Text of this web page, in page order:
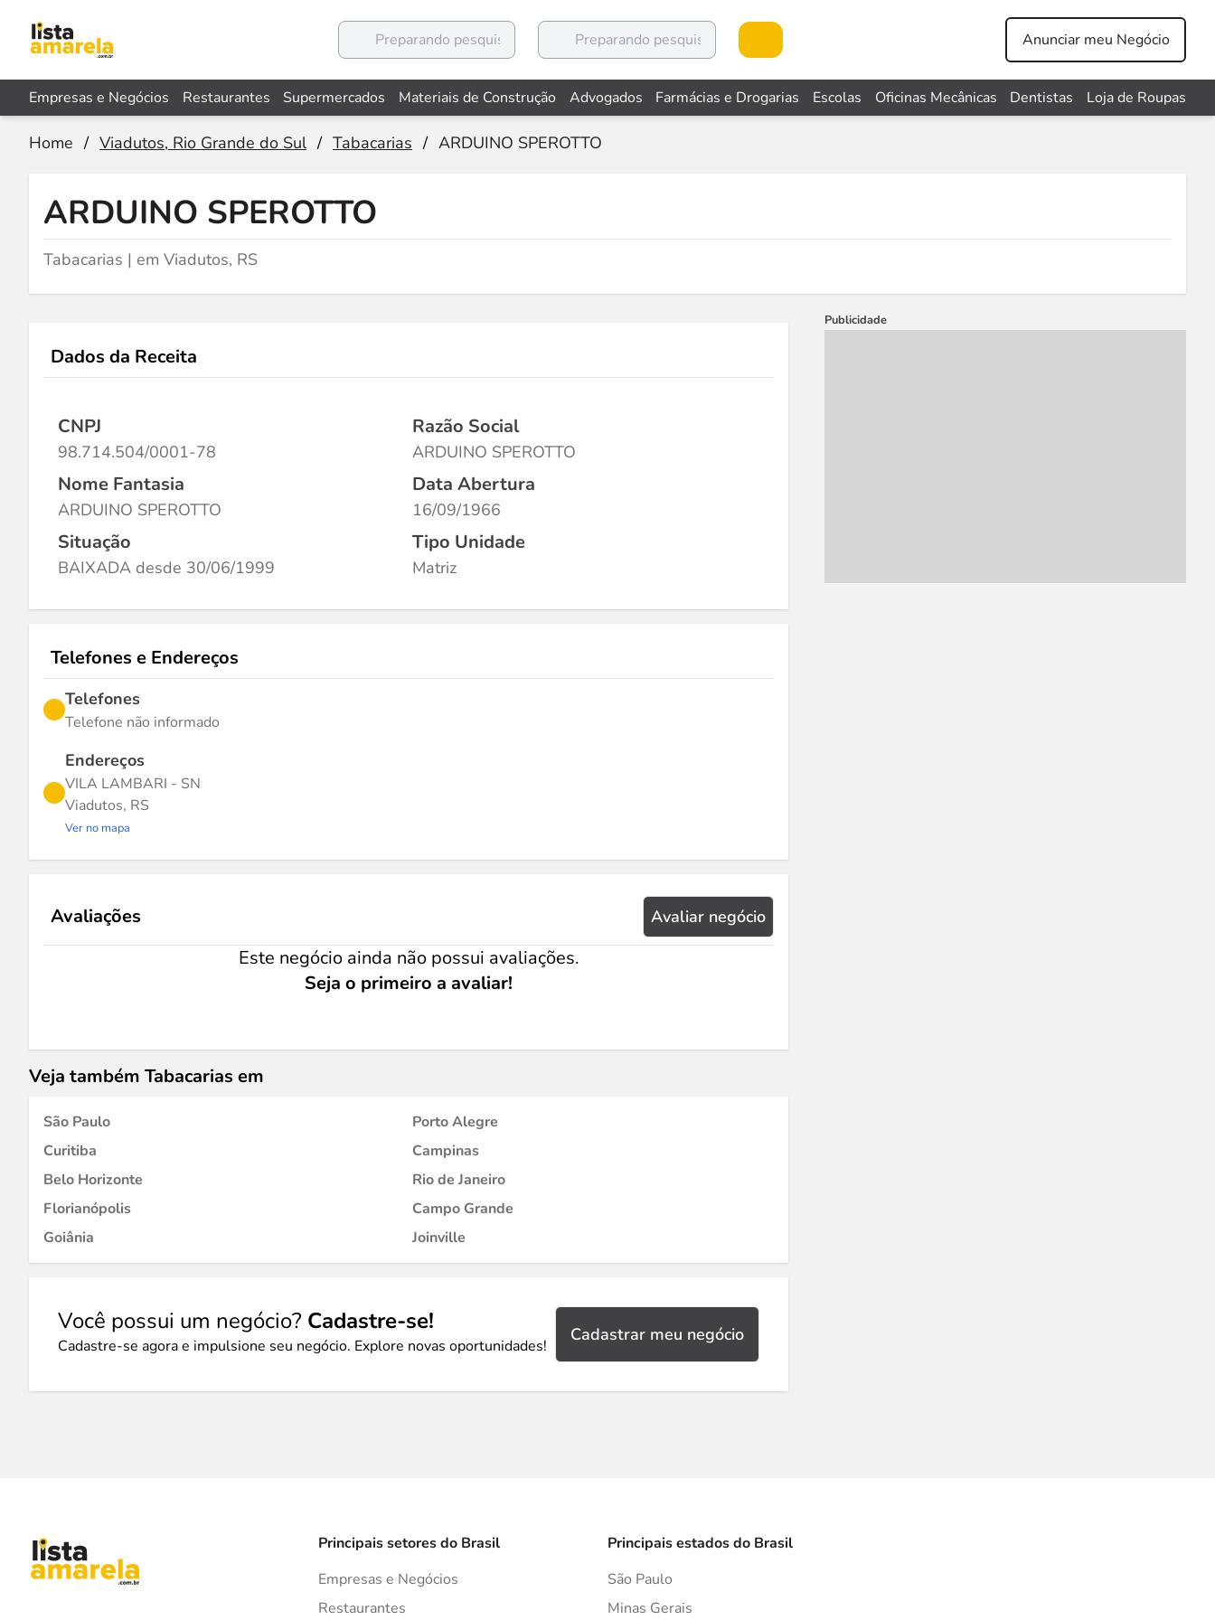
Anunciar meu Negócio
Empresas e Negócios Restaurantes Supermercados Materiais de Construção Advogados Farmácias e Drogarias Escolas Oficinas Mecânicas Dentistas Loja de Roupas
Home / Viadutos, Rio Grande do Sul / Tabacarias / ARDUINO SPEROTTO
ARDUINO SPEROTTO
Tabacarias | em Viadutos, RS
Dados da Receita
CNPJ
98.714.504/0001-78
Razão Social
ARDUINO SPEROTTO
Nome Fantasia
ARDUINO SPEROTTO
Data Abertura
16/09/1966
Situação
BAIXADA desde 30/06/1999
Tipo Unidade
Matriz
Telefones e Endereços
Telefones
Telefone não informado
Endereços
VILA LAMBARI - SN
Viadutos, RS
Ver no mapa
Avaliações Avaliar negócio
Este negócio ainda não possui avaliações.
Seja o primeiro a avaliar!
Veja também Tabacarias em
São Paulo
Porto Alegre
Curitiba
Campinas
Belo Horizonte
Rio de Janeiro
Florianópolis
Campo Grande
Goiânia
Joinville
Você possui um negócio? Cadastre-se!
Cadastre-se agora e impulsione seu negócio. Explore novas oportunidades!
Cadastrar meu negócio
Publicidade
Principais setores do Brasil
Empresas e Negócios
Restaurantes
Principais estados do Brasil
São Paulo
Minas Gerais